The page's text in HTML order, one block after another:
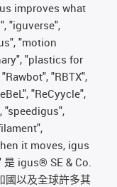
improves what
"iguverse",
"motion
"plastics for
"RBTX",
"ReCyycle",
"speedigus",
it moves, igus
igus® SE & Co.
國以及全球許多其